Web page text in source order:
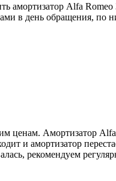
амортизатор Alfa
в день обращения, по
Амортизатор
и амортизатор
рекомендуем